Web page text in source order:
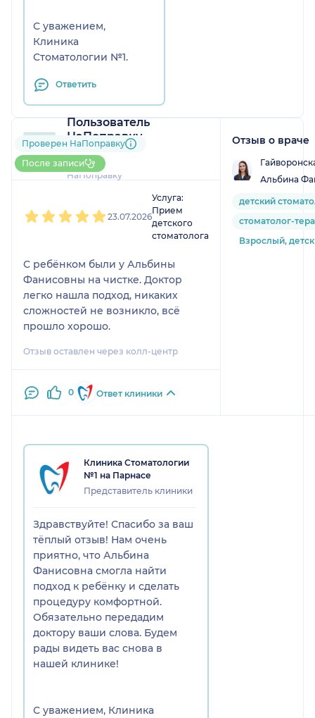
С уважением,
Клиника
Стоматологии №1.
Ответить
Пользователь
НаПоправку
1 отзыв
Больше 30 записей через
НаПоправку
Проверен НаПоправку
После записи
23.07.2026
Услуга:
Прием
детского
стоматолога
С ребёнком были у Альбины
Фанисовны на чистке. Доктор
легко нашла подход, никаких
сложностей не возникло, всё
прошло хорошо.
Отзыв оставлен через колл-центр
0 Ответ клиники
Отзыв о враче
Альбина
детский
стоматолог-
Взрослый,
Клиника Стоматологии
№1 на Парнасе
Представитель клиники
Здравствуйте! Спасибо за ваш
тёплый отзыв! Нам очень
приятно, что Альбина
Фанисовна смогла найти
подход к ребёнку и сделать
процедуру комфортной.
Обязательно передадим
доктору ваши слова. Будем
рады видеть вас снова в
нашей клинике!
С уважением, Клиника